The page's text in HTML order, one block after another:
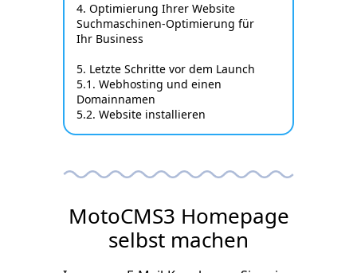
4. Optimierung Ihrer Website
Suchmaschinen-Optimierung für
Ihr Business
5. Letzte Schritte vor dem Launch
5.1. Webhosting und einen
Domainnamen
5.2. Website installieren
MotoCMS3 Homepage
selbst machen